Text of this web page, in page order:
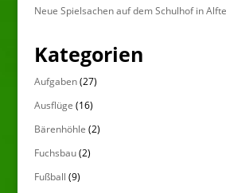
Neue Spielsachen auf dem Schulhof in
Kategorien
Aufgaben(27)
Ausflüge (16)
Bärenhöhle (2)
Fuchsbau(2)
Fußball (9)